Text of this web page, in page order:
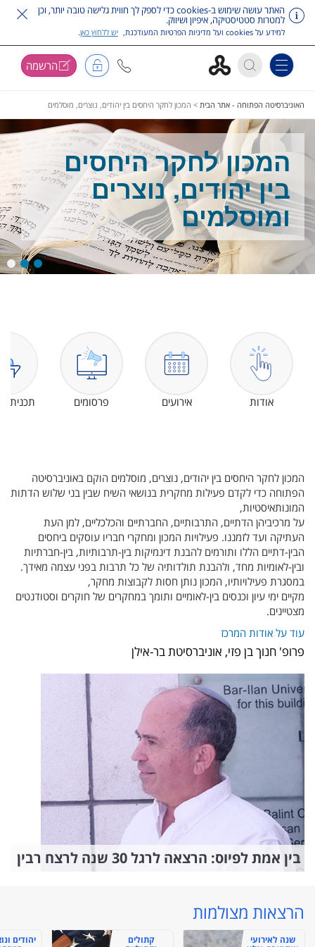
האתר עושה שימוש ב-cookies כדי לספק לך חווית גלישה טובה יותר, וכן
למטרות סטטיסטיקה, איפיון ושיווק.
למידע על cookies ועל מדיניות הפרטיות המעודכנת, יש ללחוץ כאן.
Toggle navigation הרשמה
האוניברסיטה הפתוחה - אתר הבית > המכון לחקר היחסים בין יהודים, נוצרים, מוסלמים
המכון לחקר היחסים
בין יהודים, נוצרים
ומוסלמים
אודות אירועים פרסומים תכנית
המכון לחקר היחסים בין יהודים, נוצרים, מוסלמים הוקם באוניברסיטה
הפתוחה כדי לקדם פעילות מחקרית בנושאי השיח שבין בני שלוש הדתות
המונותאיסטיות,
על מרכיביהן הדתיים, התרבותיים, החברתיים והכלכליים, למן העת
העתיקה ועד לזמננו. פעילויות המכון ומחקרי חבריו עוסקים ביחסים
הבין-דתיים הללו ותורמים להבנת דינמיקות בין-תרבותיות, בין-חברתיות
ובין-לאומיות מחד, ולהבנת תולדותיה של כל תרבות בפני עצמה מאידך.
במסגרת פעילויותיו, המכון נותן חסות לקבוצות מחקר,
מקיים ימי עיון וכנסים בין-לאומיים ותומך במחקרים של חוקרים וסטודנטים
מצטיינים.
עוד על אודות המרכז
פרופ' חנוך בן פזי, אוניברסיטת בר-אילן
בין אמת לפיוס: הרצאה לרגל 30 שנה לרצח רבין
הרצאות מצולמות
שנה לאירועי קתולים יהודים